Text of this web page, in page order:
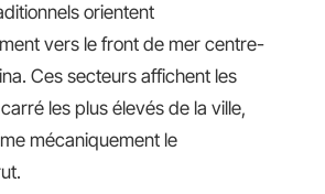
orientent
vers le front de mer centre-
Ces secteurs affichent les
les plus élevés de la ville,
mécaniquement le